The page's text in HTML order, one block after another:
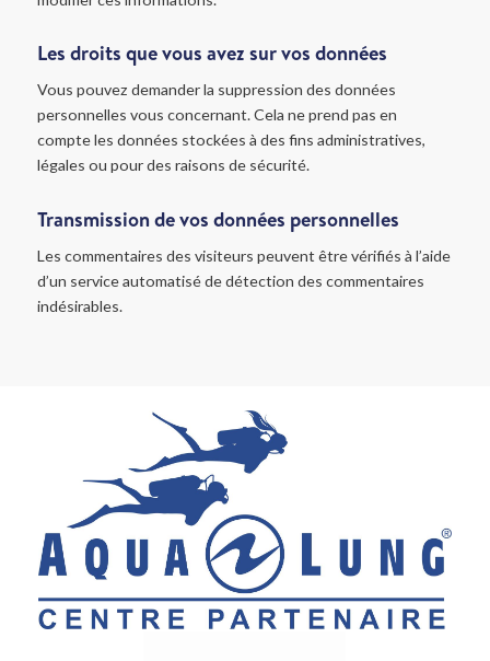
Les droits que vous avez sur vos données
Vous pouvez demander la suppression des données
personnelles vous concernant. Cela ne prend pas en
compte les données stockées à des fins administratives,
légales ou pour des raisons de sécurité.
Transmission de vos données personnelles
Les commentaires des visiteurs peuvent être vérifiés à l’aide
d’un service automatisé de détection des commentaires
indésirables.